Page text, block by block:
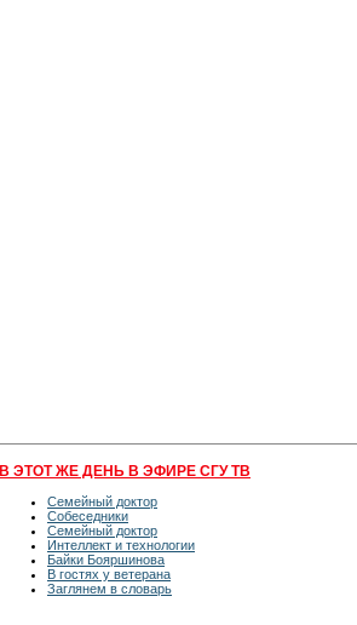
В ЭТОТ ЖЕ ДЕНЬ В ЭФИРЕ СГУ ТВ
Семейный доктор
Собеседники
Семейный доктор
Интеллект и технологии
Байки Бояршинова
В гостях у ветерана
Заглянем в словарь